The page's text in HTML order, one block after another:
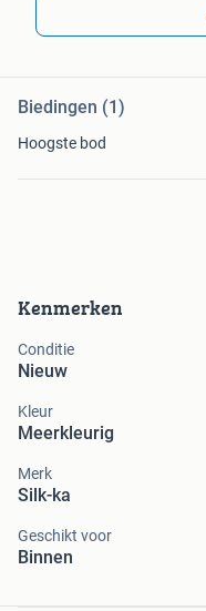
Kenmerken
Conditie
Nieuw
Kleur
Meerkleurig
Merk
Silk-ka
Geschikt voor
Binnen
Biedingen (1)
Hoogste bod